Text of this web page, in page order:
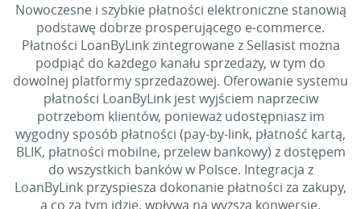
Nowoczesne i szybkie płatności elektroniczne stanowią
podstawę dobrze prosperującego e-commerce.
Płatności LoanByLink zintegrowane z Sellasist można
podpiąć do każdego kanału sprzedaży, w tym do
dowolnej platformy sprzedażowej. Oferowanie systemu
płatności LoanByLink jest wyjściem naprzeciw
potrzebom klientów, ponieważ udostępniasz im
wygodny sposób płatności (pay-by-link, płatność kartą,
BLIK, płatności mobilne, przelew bankowy) z dostępem
do wszystkich banków w Polsce. Integracja z
LoanByLink przyspiesza dokonanie płatności za zakupy,
a co za tym idzie, wpływa na wyższą konwersję.